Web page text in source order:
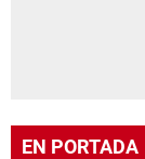
EN PORTADA